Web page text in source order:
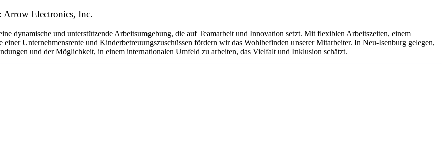
Arrow Electronics, Inc.
dynamische und unterstützende Arbeitsumgebung, die auf Teamarbeit und Innovation setzt. Mit flexiblen Arbeitszeiten, einem
Unternehmensrente und Kinderbetreuungszuschüssen fördern wir das Wohlbefinden unserer Mitarbeiter. In Neu-Isenburg gelegen,
und der Möglichkeit, in einem internationalen Umfeld zu arbeiten, das Vielfalt und Inklusion schätzt.